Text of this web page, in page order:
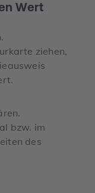
Wert
ziehen,
bzw. im
des